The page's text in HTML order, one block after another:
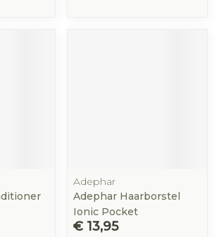
Adephar
Adephar Haarborstel
Ionic Pocket
€ 13,95